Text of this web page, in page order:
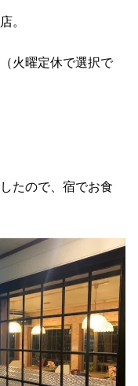
。
（火曜定休で選択で
たので、宿でお食